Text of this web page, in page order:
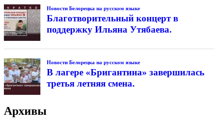
Новости Белорецка на русском языке
Благотворительный концерт в
поддержку Ильяна Утябаева.
Новости Белорецка на русском языке
В лагере «Бригантина» завершилась
третья летняя смена.
Архивы